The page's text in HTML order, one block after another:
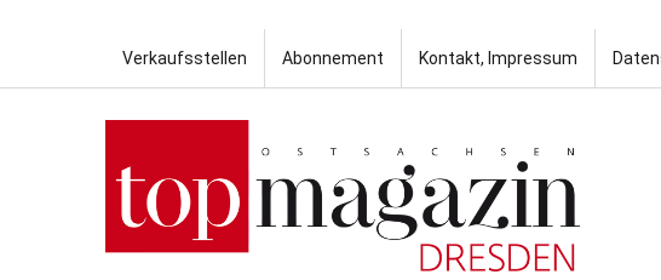
Verkaufsstellen Abonnement Kontakt, Impressum